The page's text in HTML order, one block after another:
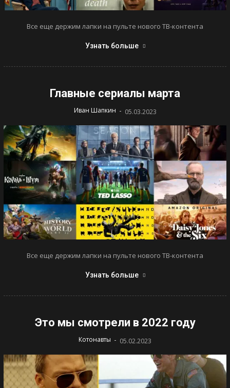
Все еще держим лапки на пульте нового ТВ-контента
Узнать больше
Главные сериалы марта
Иван Шапкин - 05.03.2023
Все еще держим лапки на пульте нового ТВ-контента
Узнать больше
Это мы смотрели в 2022 году
Котонавты - 05.02.2023